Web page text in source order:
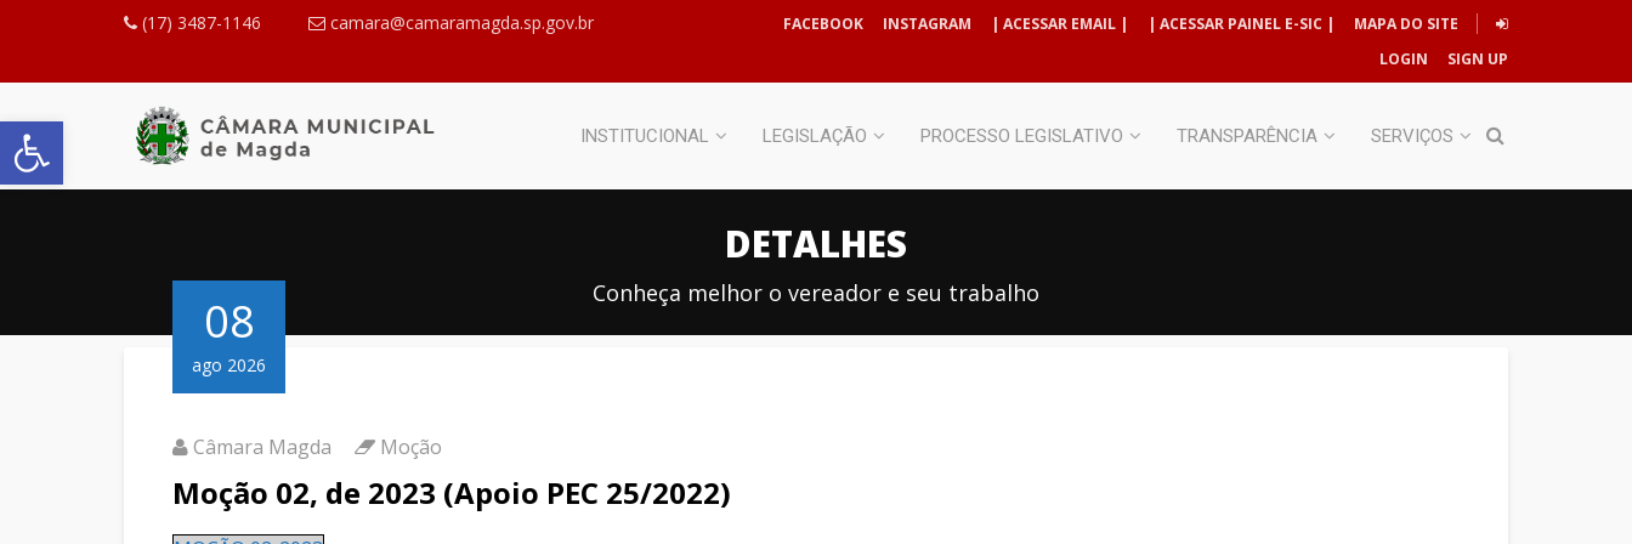
Abrir a barra de ferramentas
(17) 3487-1146 camara@camaramagda.sp.gov.br FACEBOOK INSTAGRAM | ACESSAR EMAIL | | ACESSAR PAINEL E-SIC |
MAPA DO SITE
LOGIN
SIGN UP
INSTITUCIONAL LEGISLAÇÃO PROCESSO LEGISLATIVO TRANSPARÊNCIA SERVIÇOS
DETALHES
Conheça melhor o vereador e seu trabalho
08
ago 2026
Câmara Magda Moção
Moção 02, de 2023 (Apoio PEC 25/2022)